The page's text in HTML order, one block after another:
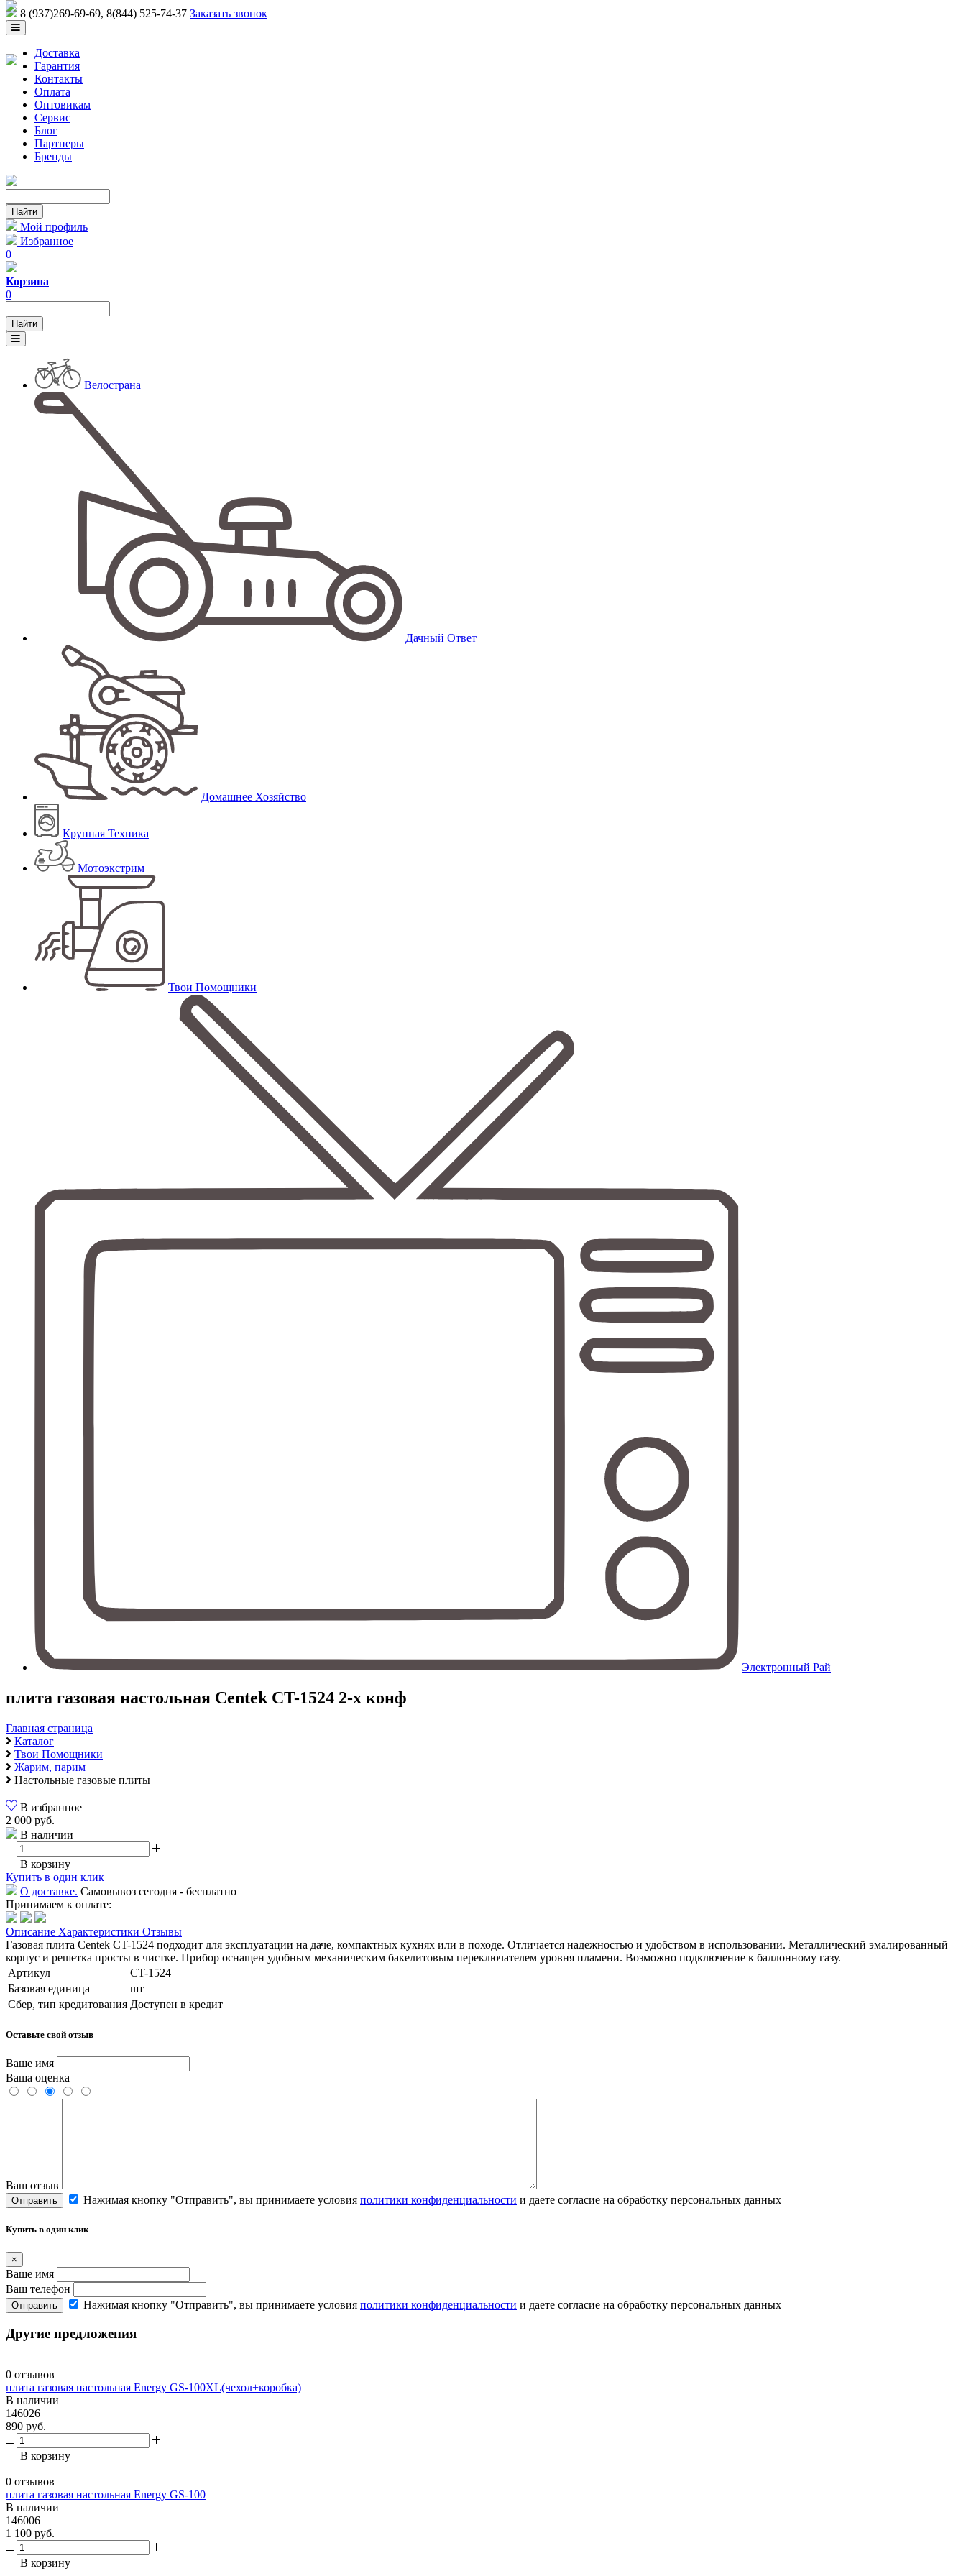
8 (937)269-69-69, 8(844) 525-74-37 Заказать звонок
Доставка
Гарантия
Контакты
Оплата
Оптовикам
Сервис
Блог
Партнеры
Бренды
Мой профиль
Избранное
0
Корзина
0
Велострана
Дачный Ответ
Домашнее Хозяйство
Крупная Техника
Мотоэкстрим
Твои Помощники
Электронный Рай
плита газовая настольная Centek CT-1524 2-х конф
Главная страница
Каталог
Твои Помощники
Жарим, парим
Настольные газовые плиты
В избранное
2 000 руб.
В наличии
В корзину
Купить в один клик
О доставке. Самовывоз сегодня - бесплатно
Принимаем к оплате:
Описание Характеристики Отзывы
Газовая плита Centek CT-1524 подходит для эксплуатации на даче, компактных кухнях или в походе. Отличается надежностью и удобством в использовании. Металлический эмалированный
корпус и решетка просты в чистке. Прибор оснащен удобным механическим бакелитовым переключателем уровня пламени. Возможно подключение к баллонному газу.
Артикул
CT-1524
Базовая единица
шт
Сбер, тип кредитования Доступен в кредит
Оставьте свой отзыв
Ваше имя
Ваша оценка
Ваш отзыв
Отправить Нажимая кнопку "Отправить", вы принимаете условия политики конфиденциальности и даете согласие на обработку персональных данных
Купить в один клик
×
Ваше имя
Ваш телефон
Отправить Нажимая кнопку "Отправить", вы принимаете условия политики конфиденциальности и даете согласие на обработку персональных данных
Другие предложения
0 отзывов
плита газовая настольная Energy GS-100XL(чехол+коробка)
В наличии
146026
890 руб.
В корзину
0 отзывов
плита газовая настольная Energy GS-100
В наличии
146006
1 100 руб.
В корзину